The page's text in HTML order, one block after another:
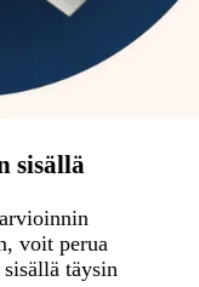
sisällä
voit perua
täysin